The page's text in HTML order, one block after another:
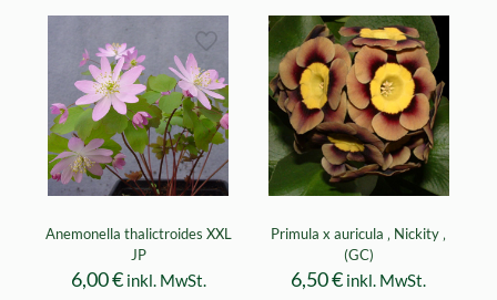
Anemonella thalictroides XXL
JP
6,00€ inkl. MwSt.
Primula x auricula ‚ Nickity ‚
(GC)
6,50€ inkl. MwSt.